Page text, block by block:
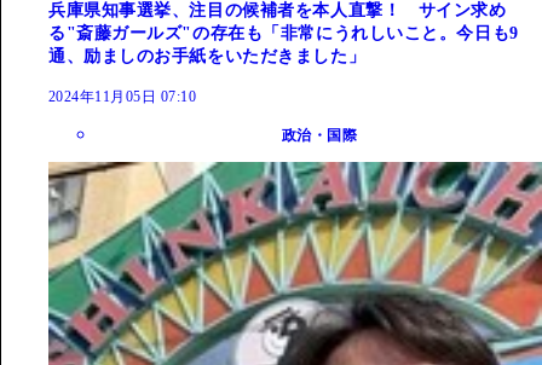
兵庫県知事選挙、注目の候補者を本人直撃！ サイン求め
る"斎藤ガールズ"の存在も「非常にうれしいこと。今日も9
通、励ましのお手紙をいただきました」
2024年11月05日 07:10
政治・国際